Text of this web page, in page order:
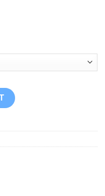
Black Fury № 2 quantity